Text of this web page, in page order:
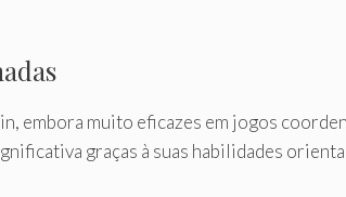
embora muito eficazes em jogos
graças à suas habilidades